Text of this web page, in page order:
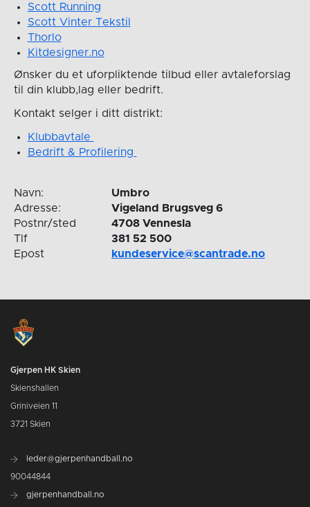
Scott Running
Scott Vinter Tekstil
Thorlo
Kitdesigner.no
Ønsker du et uforpliktende tilbud eller avtaleforslag
til din klubb,lag eller bedrift.
Kontakt selger i ditt distrikt:
Klubbavtale
Bedrift & Profilering
Navn:
Umbro
Adresse:
Vigeland Brugsveg 6
Postnr/sted
4708 Vennesla
Tlf
381 52 500
Epost
kundeservice@scantrade.no
Gjerpen HK Skien
Skienshallen
Griniveien 11
3721 Skien
leder@gjerpenhandball.no
90044844
gjerpenhandball.no